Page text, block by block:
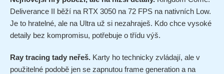
Deliverance II běží na RTX 3050 na 72 FPS na nativních Low.
Je to hratelné, ale na Ultra už si nezahraješ. Kdo chce vysoké
detaily bez kompromisu, potřebuje o třídu výš.
Ray tracing tady neřeš. Karty ho technicky zvládají, ale v
použitelné podobě jen se zapnutou frame generation a na